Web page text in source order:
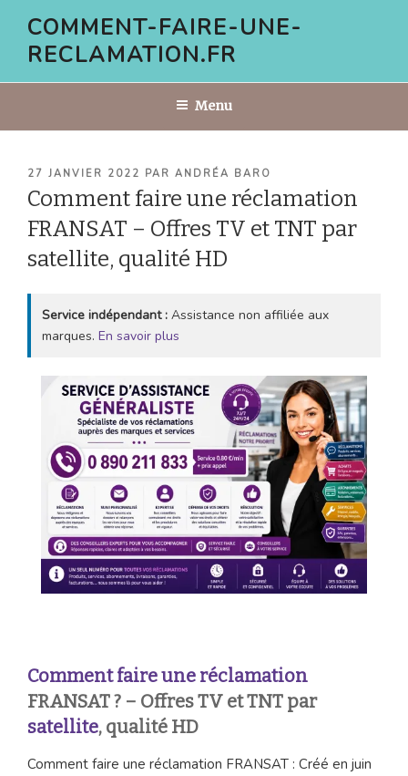
contenu
COMMENT-FAIRE-UNE-
RECLAMATION.FR
Menu
PUBLIÉ
LE
27 JANVIER 2022 PAR ANDRÉA BARO
Comment faire une réclamation
FRANSAT – Offres TV et TNT par
satellite, qualité HD
Service indépendant : Assistance non affiliée aux
marques. En savoir plus
Comment faire une réclamation
FRANSAT ? – Offres TV et TNT par
satellite, qualité HD
Comment faire une réclamation FRANSAT : Créé en juin